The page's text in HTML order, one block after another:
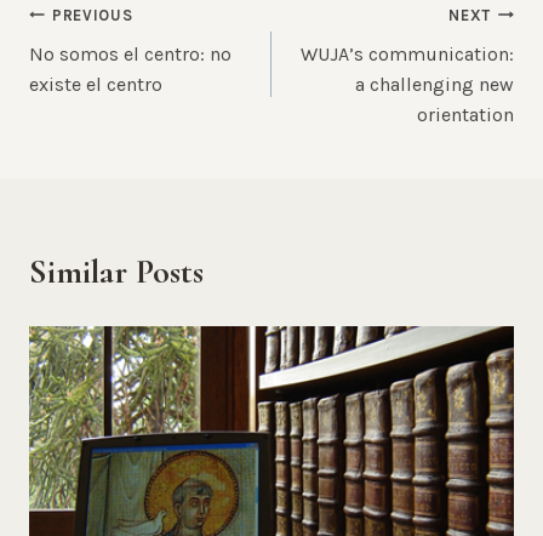
Post
navigation
PREVIOUS
No somos el centro: no
existe el centro
NEXT
WUJA’s communication:
a challenging new
orientation
Similar Posts